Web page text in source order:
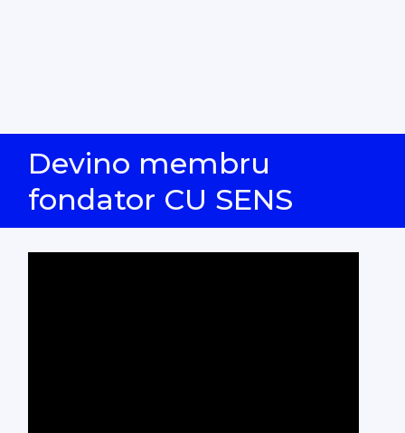
Devino membru
fondator CU SENS